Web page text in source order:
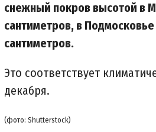
снежный покров высотой в
сантиметров, в
сантиметров.
Это соответствует
декабря.
(фото: Shutterstock)